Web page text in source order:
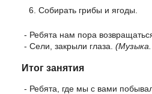
Собирать грибы и ягоды.
- Ребята нам пора
- Сели, закрыли глаза.
Итог занятия
- Ребята, где мы с вами